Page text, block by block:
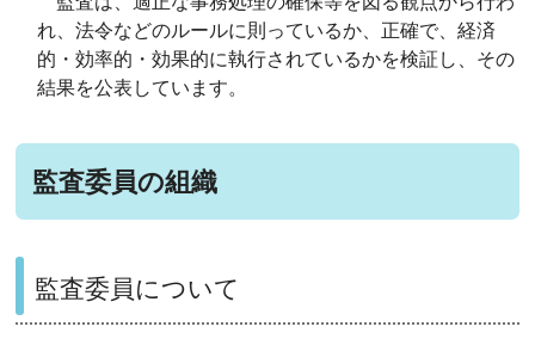
れ、法令などのルールに則っているか、正確で、経済
的・効率的・効果的に執行されているかを検証し、その
結果を公表しています。
監査委員の組織
監査委員について